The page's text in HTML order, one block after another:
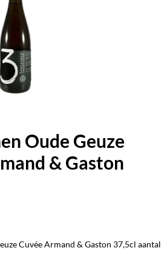
Oude Geuze
& Gaston
Cuvée Armand & Gaston 37,5cl aantal